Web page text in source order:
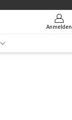
Anmelden